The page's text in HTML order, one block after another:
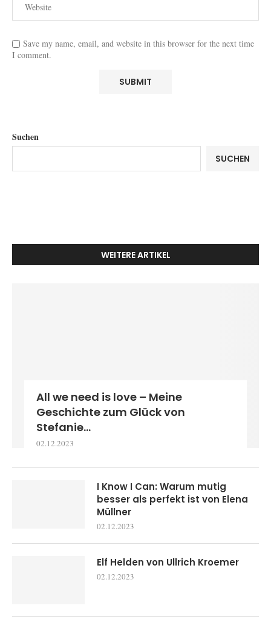
Save my name, email, and website in this browser for the next time
I comment.
Suchen
SUCHEN
WEITERE ARTIKEL
All we need is love – Meine
Geschichte zum Glück von
Stefanie...
02.12.2023
I Know I Can: Warum mutig
besser als perfekt ist von Elena
Müllner
02.12.2023
Elf Helden von Ullrich Kroemer
02.12.2023